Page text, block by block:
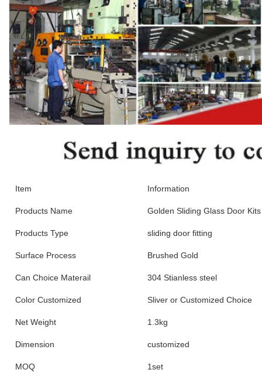
Item Information
Products Name Golden Sliding Glass Door
Products Type sliding door fitting
Surface Process Brushed Gold
Can Choice Materail 304 Stianless steel
Color Customized Sliver or Customized Choice
Net Weight 1.3kg
Dimension customized
MOQ 1set